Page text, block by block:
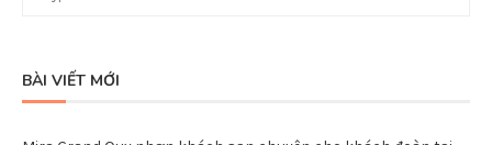
BÀI VIẾT MỚI